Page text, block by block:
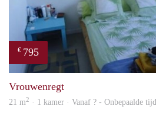
€ 795
Vrouwenregt
21 m2 · 1 kamer · Vanaf ? - Onbepaalde tijd